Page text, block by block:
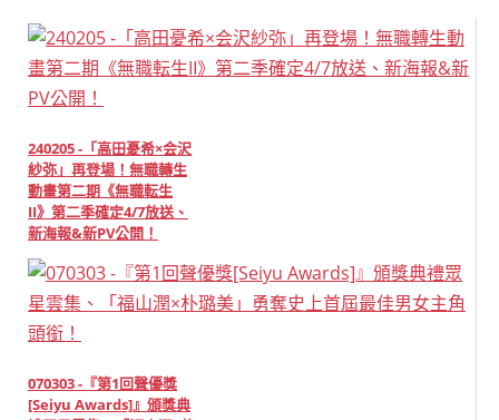
240205 -「高田憂希×会沢
紗弥」再登場！無職轉生
動畫第二期《無職転生
II》第二季確定4/7放送、
新海報&新PV公開！
070303 -『第1回聲優獎
[Seiyu Awards]』頒獎典